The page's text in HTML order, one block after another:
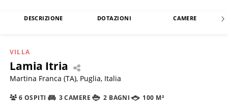
DESCRIZIONE DOTAZIONI CAMERE
VILLA
Lamia Itria
Martina Franca (TA), Puglia, Italia
6 OSPITI 3 CAMERE 2 BAGNI 100 M²